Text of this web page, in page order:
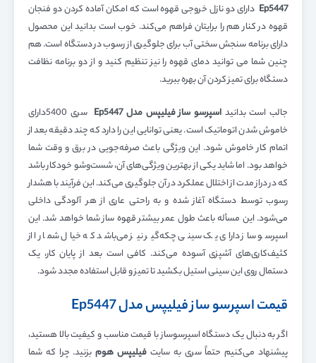
Ep5447 دارای دو نازل خروجی قهوه است که امکان آماده کردن دو فنجان
قهوه در کنار هم را برایتان فراهم می‌کند. خوب است بدانید این محصول
دارای برنامه سنجش سختی آب برای جلوگیری از رسوب در دستگاه است. هم
چنین شما می توانید دمای قهوه را نیز تنظیم کنید و از دو برنامه نظافت
دستگاه برای تمیز کردن آن بهره ببرید.
جالب است بدانیداسپرسو ساز فیلیپس مدلEp5447
سری 5400دارای
خاموش شدن اتوماتیک است. یعنی توانایی این را دارد که چند دقیقه بعد از
اتمام کار خاموش شود. این ویژگی باعث صرفه‌جویی در برق و وقت شما
خواهد بود. اما شاید یکی از بهترین ویژگی‌های آن، شست‌و‌شو خودکار باشد
که در دراز مدت از اختلال عملکرد در آن جلوگیری می‌کند. این فرآیند با هشدار
رسوب توسط دستگاه آغاز شده و به راحتی عاری از هر آلودگی داخلی
می‌شود. این مسأله باعث طول عمر بیشتر قهوه ساز شما خواهد شد. این
اسپرسو ساز دارای یک سینی چکه‌گیر نیز می‌باشد که خیال شما را از
کثیف‌کاری‌های آشپزی آسوده می‌کند. کافی است بعد از پایان کار، یک
دستمال روی این سینی استیل بکشید تا تمیز و قابل استفاده مجدد شود.
قیمت اسپرسو ساز فیلیپس مدل Ep5447
اگر به دنبال یک دستگاه اسپرسوساز با قیمت مناسب و کیفیت بالا هستید،
پیشنهاد می‌کنیم حتماً سری به سایت فیلیپس هومبزنید. چرا که شما